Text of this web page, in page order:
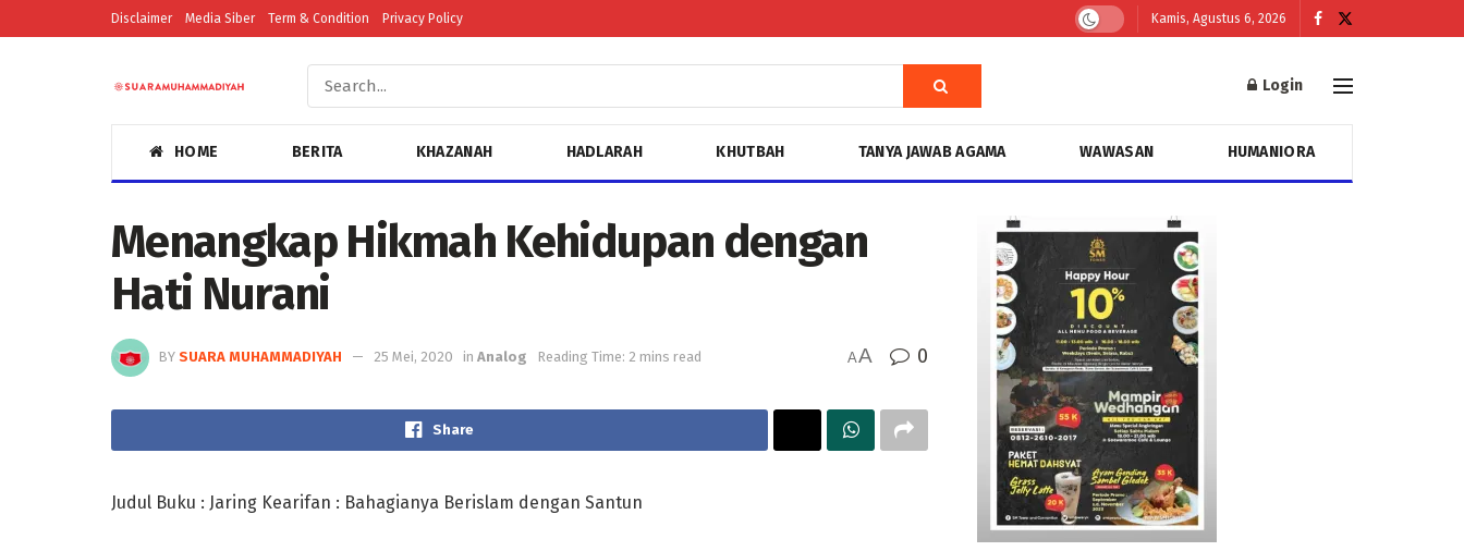
Disclaimer Media Siber Term & Condition Privacy Policy Kamis, Agustus 6, 2026
Login
HOME BERITA KHAZANAH HADLARAH KHUTBAH TANYA JAWAB AGAMA WAWASAN HUMANIORA
Menangkap Hikmah Kehidupan dengan
Hati Nurani
BY SUARA MUHAMMADIYAH 25 Mei, 2020 in Analog Reading Time: 2 mins read AA 0
Share
Judul Buku : Jaring Kearifan : Bahagianya Berislam dengan Santun